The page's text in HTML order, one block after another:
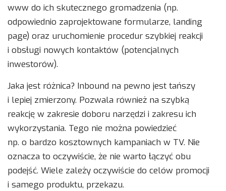
www do ich skutecznego gromadzenia (np.
odpowiednio zaprojektowane formularze, landing
page) oraz uruchomienie procedur szybkiej reakcji
i obsługi nowych kontaktów (potencjalnych
inwestorów).
Jaka jest różnica? Inbound na pewno jest tańszy
i lepiej zmierzony. Pozwala również na szybką
reakcję w zakresie doboru narzędzi i zakresu ich
wykorzystania. Tego nie można powiedzieć
np. o bardzo kosztownych kampaniach w TV. Nie
oznacza to oczywiście, że nie warto łączyć obu
podejść. Wiele zależy oczywiście do celów promocji
i samego produktu, przekazu.